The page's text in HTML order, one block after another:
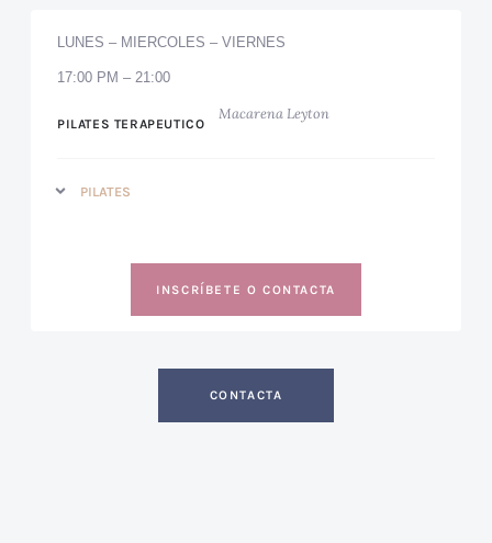
LUNES – MIERCOLES – VIERNES
17:00 PM – 21:00
PILATES TERAPEUTICO
Macarena Leyton
PILATES
INSCRÍBETE O CONTACTA
CONTACTA